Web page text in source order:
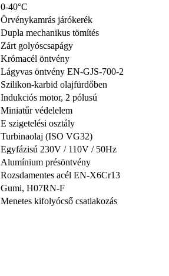
0-40°C
Örvénykamrás járókerék
Dupla mechanikus tömítés
Zárt golyóscsapágy
Krómacél öntvény
Lágyvas öntvény EN-GJS-700-2
Szilikon-karbid olajfürdőben
Indukciós motor, 2 pólusú
Miniatűr védelelem
E szigetelési osztály
Turbinaolaj (ISO VG32)
Egyfázisú 230V / 110V / 50Hz
Alumínium présöntvény
Rozsdamentes acél EN-X6Cr13
Gumi, H07RN-F
Menetes kifolyócső csatlakozás